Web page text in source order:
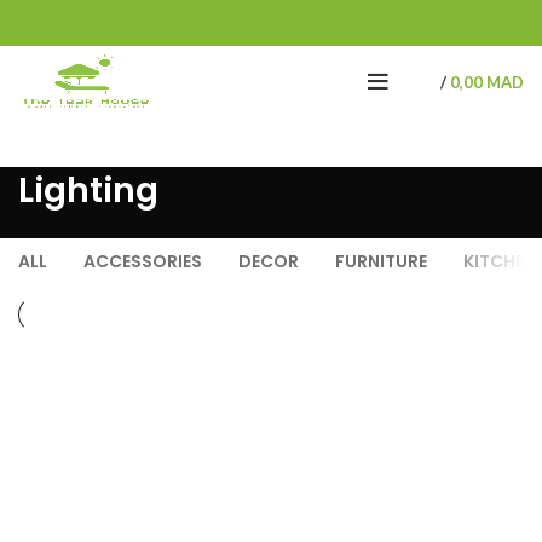
/ 0,00 MAD
Lighting
ALL ACCESSORIES DECOR FURNITURE KITCHEN